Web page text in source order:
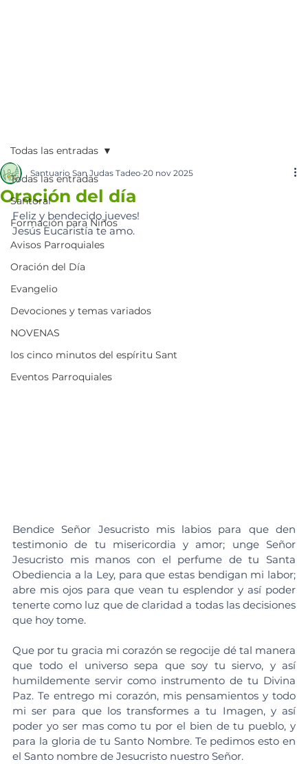
Todas las entradas
Santoral
Formación para Niños
Avisos Parroquiales
Oración del Día
Evangelio
Devociones y temas variados
NOVENAS
los cinco minutos del espíritu Sant
Eventos Parroquiales
Todas las entradas
Oración del día
Santuario San Judas Tadeo 20 nov 2025
Feliz y bendecido jueves!
Jesús Eucaristía te amo.
Bendice Señor Jesucristo mis labios para que den
testimonio de tu misericordia y amor; unge Señor
Jesucristo mis manos con el perfume de tu Santa
Obediencia a la Ley, para que estas bendigan mi labor;
abre mis ojos para que vean tu esplendor y así poder
tenerte como luz que de claridad a todas las decisiones
que hoy tome.
Que por tu gracia mi corazón se regocije dé tal manera
que todo el universo sepa que soy tu siervo, y así
humildemente servir como instrumento de tu Divina
Paz. Te entrego mi corazón, mis pensamientos y todo
mi ser para que los transformes a tu Imagen, y así
poder yo ser mas como tu por el bien de tu pueblo, y
para la gloria de tu Santo Nombre. Te pedimos esto en
el Santo nombre de Jesucristo nuestro Señor.